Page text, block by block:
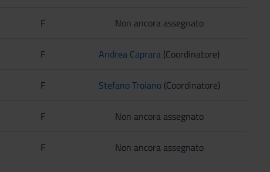
F Non ancora assegnato
F Andrea Caprara (Coordinatore)
F Stefano Troiano(Coordinatore)
F Non ancora assegnato
F Non ancora assegnato